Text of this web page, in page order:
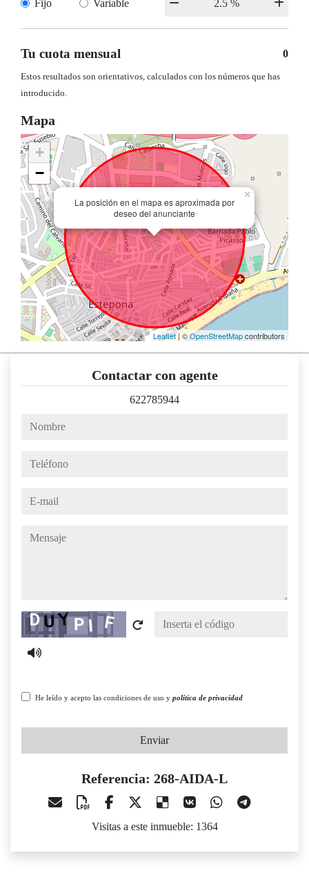
Fijo Variable
Tu cuota mensual 0
Estos resultados son orientativos, calculados con los números que has
introducido.
Mapa
La posición en el mapa es aproximada por
deseo del anunciante
×
+
−
Leaflet| ©OpenStreetMapcontributors
Contactar con agente
622785944
nombre
teléfono
e-mail
mensaje
Captcha
He leído y acepto las condiciones de uso y política de privacidad
Enviar
Referencia: 268-AIDA-L
Visitas a este inmueble: 1364